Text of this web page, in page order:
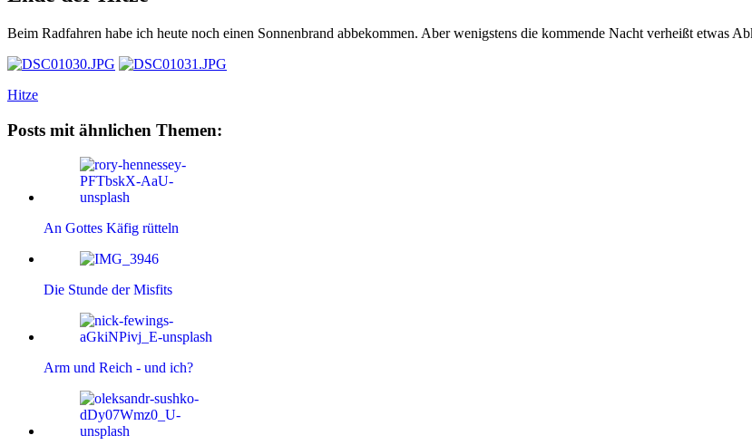
Beim Radfahren habe ich heute noch einen Sonnenbrand abbekommen. Aber wenigstens die kommende Nacht verheißt etwas
Hitze
Posts mit ähnlichen Themen:
An Gottes Käfig rütteln
Die Stunde der Misfits
Arm und Reich - und ich?